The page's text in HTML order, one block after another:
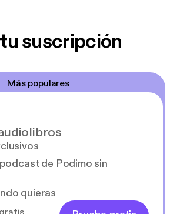
suscripción
Más populares
de Podimo sin
quieras